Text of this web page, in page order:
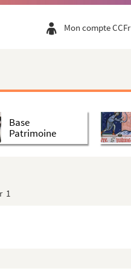
Mon compte CCFr
Base
Patrimoine
1